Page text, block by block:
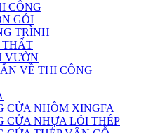
CÔNG
GÓI
TRÌNH
THẤT
VƯỜN
VỀ THI CÔNG
CỬA NHÔM XINGFA
CỬA NHỰA LÕI THÉP